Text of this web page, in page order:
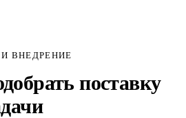
ВНЕДРЕНИЕ
поставку